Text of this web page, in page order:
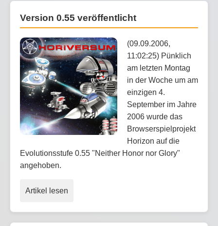
Version 0.55 veröffentlicht
(09.09.2006,
11:02:25) Pünklich
am letzten Montag
in der Woche um am
einzigen 4.
September im Jahre
2006 wurde das
Browserspielprojekt
Horizon auf die
Evolutionsstufe 0.55 "Neither Honor nor Glory"
angehoben.
Artikel lesen